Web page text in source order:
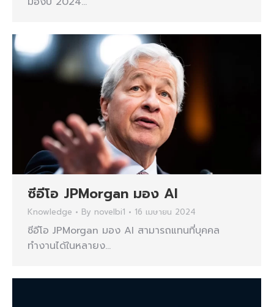
ซีอีโอ JPMorgan มอง AI
Knowledge By novelbi1 16 เมษายน 2024
ซีอีโอ JPMorgan มอง AI สามารถแทนที่บุคคล
ทำงานได้ในหลายง…